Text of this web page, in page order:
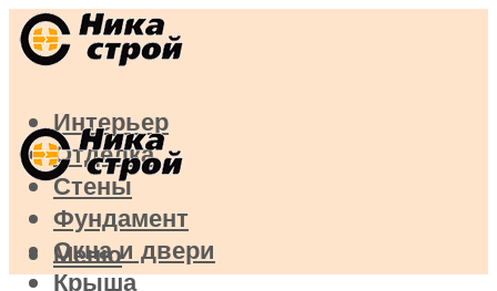
Интерьер
Отделка
Стены
Фундамент
Окна и двери
Крыша
Меню